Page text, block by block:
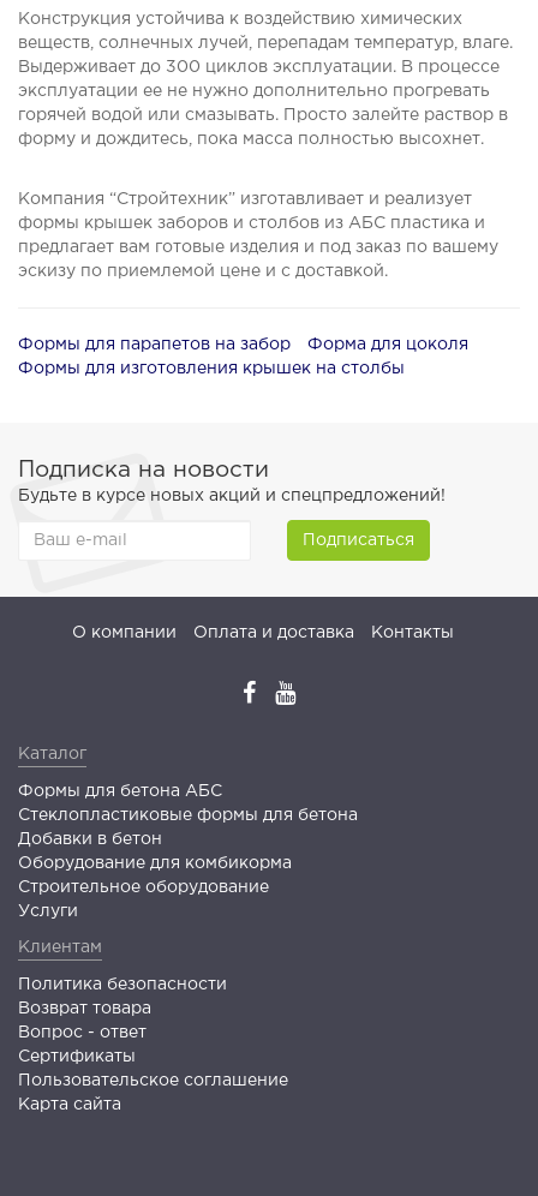
Конструкция устойчива к воздействию химических
веществ, солнечных лучей, перепадам температур, влаге.
Выдерживает до 300 циклов эксплуатации. В процессе
эксплуатации ее не нужно дополнительно прогревать
горячей водой или смазывать. Просто залейте раствор в
форму и дождитесь, пока масса полностью высохнет.
Компания “Стройтехник” изготавливает и реализует
формы крышек заборов и столбов из АБС пластика и
предлагает вам готовые изделия и под заказ по вашему
эскизу по приемлемой цене и с доставкой.
Формы для парапетов на забор
Форма для цоколя
Формы для изготовления крышек на столбы
Подписка на новости
Будьте в курсе новых акций и спецпредложений!
Подписаться
О компании Оплата и доставка Контакты
Каталог
Формы для бетона АБС
Стеклопластиковые формы для бетона
Добавки в бетон
Оборудование для комбикорма
Строительное оборудование
Услуги
Клиентам
Политика безопасности
Возврат товара
Вопрос - ответ
Сертификаты
Пользовательское соглашение
Карта сайта